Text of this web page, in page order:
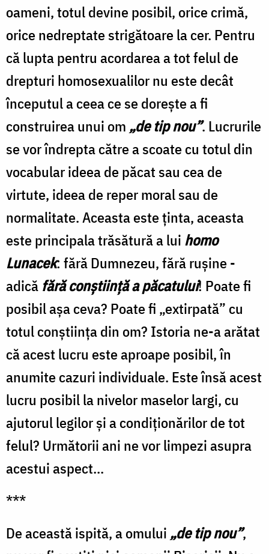
oameni, totul devine posibil, orice crimă,
orice nedreptate strigătoare la cer. Pentru
că lupta pentru acordarea a tot felul de
drepturi homosexualilor nu este decât
începutul a ceea ce se doreşte a fi
construirea unui om „de tip nou”. Lucrurile
se vor îndrepta către a scoate cu totul din
vocabular ideea de păcat sau cea de
virtute, ideea de reper moral sau de
normalitate. Aceasta este ţinta, aceasta
este principala trăsătură a lui homo
Lunacek: fără Dumnezeu, fără ruşine -
adică fără conştiinţă a păcatului! Poate fi
posibil aşa ceva? Poate fi „extirpată” cu
totul conştiinţa din om? Istoria ne-a arătat
că acest lucru este aproape posibil, în
anumite cazuri individuale. Este însă acest
lucru posibil la nivelor maselor largi, cu
ajutorul legilor şi a condiţionărilor de tot
felul? Următorii ani ne vor limpezi asupra
acestui aspect...
***
De această ispită, a omului „de tip nou”,